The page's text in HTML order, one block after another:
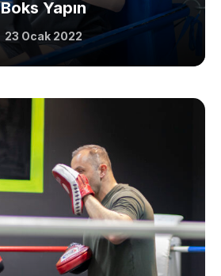
Boks Yapın
23 Ocak 2022